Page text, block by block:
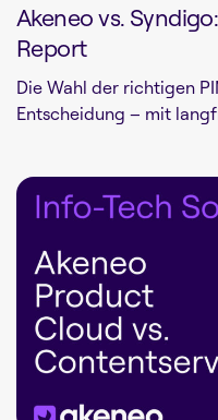
Akeneo vs.
Report
Die Wahl der richtigen
Entscheidung – mit